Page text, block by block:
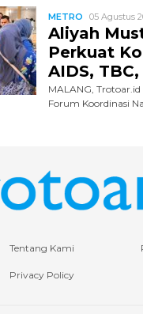
METRO 05 Agustus
Aliyah
Perkuat
AIDS,
MALANG,
Forum Koordinasi
Tentang Kami
Privacy Policy